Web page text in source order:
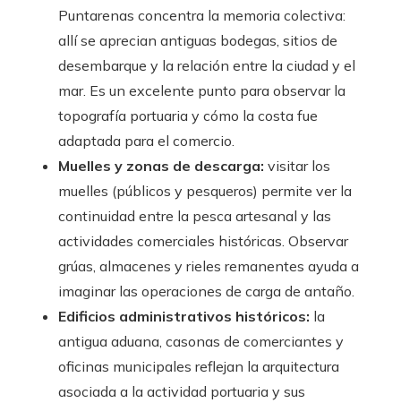
Puntarenas concentra la memoria colectiva:
allí se aprecian antiguas bodegas, sitios de
desembarque y la relación entre la ciudad y el
mar. Es un excelente punto para observar la
topografía portuaria y cómo la costa fue
adaptada para el comercio.
Muelles y zonas de descarga: visitar los
muelles (públicos y pesqueros) permite ver la
continuidad entre la pesca artesanal y las
actividades comerciales históricas. Observar
grúas, almacenes y rieles remanentes ayuda a
imaginar las operaciones de carga de antaño.
Edificios administrativos históricos: la
antigua aduana, casonas de comerciantes y
oficinas municipales reflejan la arquitectura
asociada a la actividad portuaria y sus